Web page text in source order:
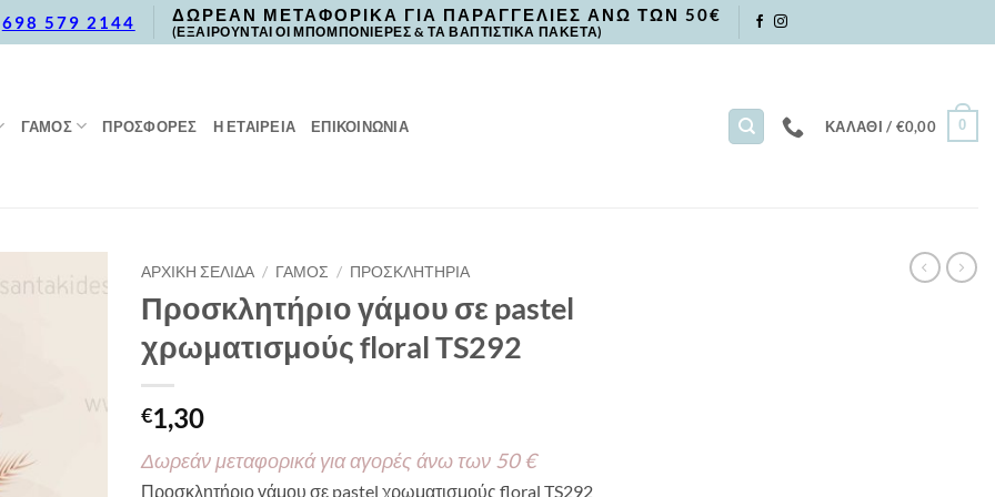
698 579 2144 ΔΩΡΕΑΝ ΜΕΤΑΦΟΡΙΚΑ ΓΙΑ ΠΑΡΑΓΓΕΛΙΕΣ ΑΝΩ ΤΩΝ 50€
(ΕΞΑΙΡΟΥΝΤΑΙ ΟΙ ΜΠΟΜΠΟΝΙΕΡΕΣ & ΤΑ ΒΑΠΤΙΣΤΙΚΑ ΠΑΚΕΤΑ)
ΓΑΜΟΣ ΠΡΟΣΦΟΡΈΣ Η ΕΤΑΙΡΕΙΑ ΕΠΙΚΟΙΝΩΝΙΑ ΚΑΛΆΘΙ / €0,00 0
ΑΡΧΙΚΉ ΣΕΛΊΔΑ / ΓΑΜΟΣ / ΠΡΟΣΚΛΗΤΗΡΙΑ
Προσκλητήριο γάμου σε pastel
χρωματισμούς floral TS292
€1,30
Δωρεάν μεταφορικά για αγορές άνω των 50 €
Προσκλητήριο γάμου σε pastel χρωματισμούς floral TS292